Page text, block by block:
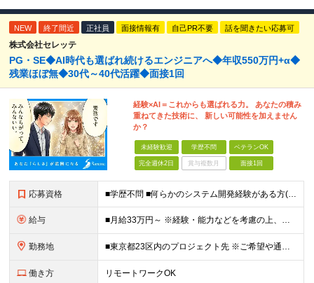
NEW 終了間近 正社員 面接情報有 自己PR不要 話を聞きたい応募可
株式会社セレッテ
PG・SE◆AI時代も選ばれ続けるエンジニアへ◆年収550万円+α◆
残業ほぼ無◆30代～40代活躍◆面接1回
経験×AI＝これからも選ばれる力。 あなたの積み
重ねてきた技術に、 新しい可能性を加えません
か？
未経験歓迎 学歴不問 ベテランOK
完全週休2日 賞与複数月 面接1回
応募資格 ■学歴不問 ■何らかのシステム開発経験がある方(2年以上・ジャンル不問) ☆エンジニア未経験の方も積極採用中です！スキルや経験に自信が無い方も、お気軽にご応募ください！
給与 ■月給33万円～ ※経験・能力などを考慮の上、当社規定により優遇します。 ※上記にはみなし残業代(25時間分5万2563円)を含みます。25時間を超える残業には別途全額残業代を支給します。 ◎通勤
勤務地 ■東京都23区内のプロジェクト先 ※ご希望や通勤時間を考慮して、配属先を決定します。 【本社】 東京都新宿区西新宿4-10-19 3階 ＼オフィス移転！デスクも心機一転アップデート！／ 全席に
働き方 リモートワークOK